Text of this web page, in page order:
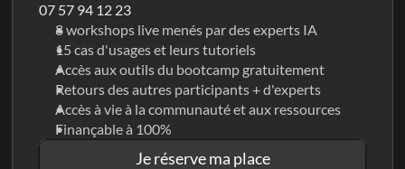
07 57 94 12 23
8 workshops live menés par des experts IA
15 cas d'usages et leurs tutoriels
Accès aux outils du bootcamp gratuitement
Retours des autres participants + d'experts
Accès à vie à la communauté et aux ressources
Finançable à 100%
Je réserve ma place